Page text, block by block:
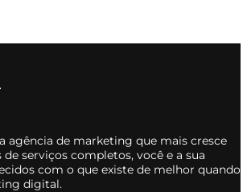
agência de marketing que mais cresce
de serviços completos, você e a sua
com o que existe de melhor quando
digital.